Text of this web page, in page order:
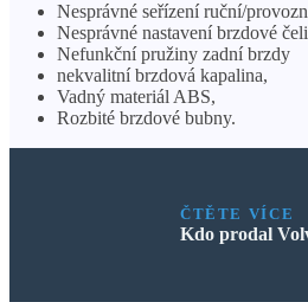
Nesprávné seřízení ruční/
Nesprávné nastavení brzdové
Nefunkční pružiny zadní brzdy
nekvalitní brzdová kapalina,
Vadný materiál ABS,
Rozbité brzdové bubny.
ČTĚTE VÍCE
Kdo prodal